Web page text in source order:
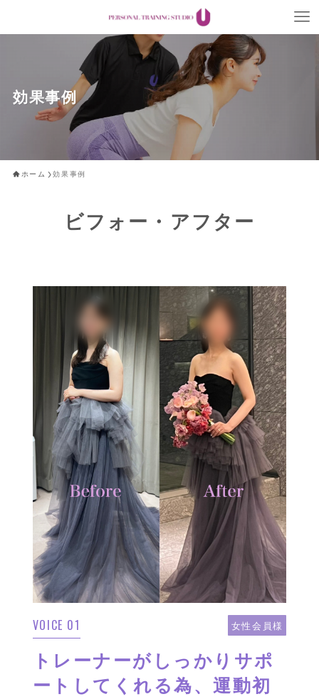
効果事例
ホーム 効果事例
ビフォー・アフター
VOICE 01 女性会員様
トレーナーがしっかりサポ
ートしてくれる為、運動初